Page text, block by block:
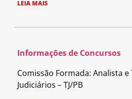
LEIA MAIS
Informações de Concursos
Comissão Formada: Analista e
Judiciários – TJ/PB